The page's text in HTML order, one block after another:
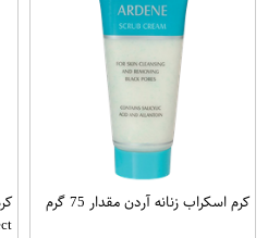
کرم اسکراب زنانه آردن مقدار 75 گرم